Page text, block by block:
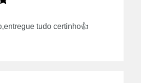
tudo certinho👍